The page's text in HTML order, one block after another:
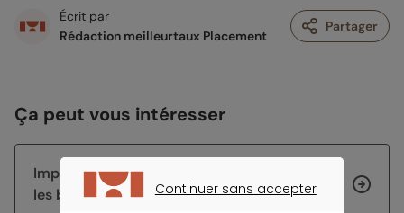
Écrit par
Rédaction meilleurtaux Placement
Partager
Ça peut vous intéresser
Impôt 2026 : les échéances de la rentrée et
les bons réflexes à avoirContinuer sans accepter